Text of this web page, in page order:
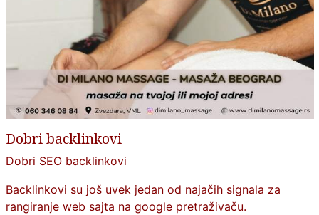
Dobri backlinkovi
Dobri SEO backlinkovi
Backlinkovi su još uvek jedan od najačih signala za
rangiranje web sajta na google pretraživaču.